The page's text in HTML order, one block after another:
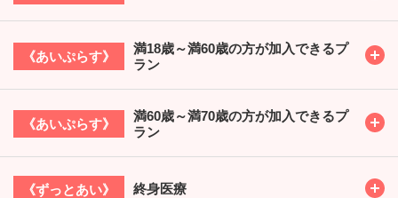
《あいぷらす》
満18歳～満60歳の方が加入できるプ
ラン
《あいぷらす》
満60歳～満70歳の方が加入できるプ
ラン
《ずっとあい》 終身医療